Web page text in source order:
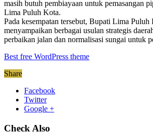
masih butuh pembiayaan untuk pemasangan
Lima Puluh Kota.
Pada kesempatan tersebut, Bupati Lima Puluh
menyampaikan berbagai usulan strategis
perbaikan jalan dan normalisasi sungai untuk
Best free WordPress theme
Share
Facebook
Twitter
Google +
Check Also